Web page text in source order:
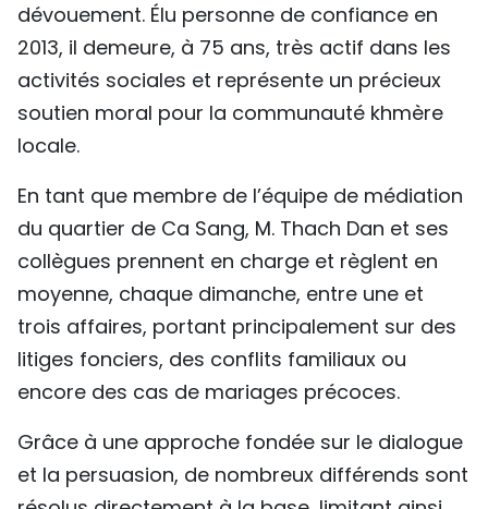
dévouement. Élu personne de confiance en
2013, il demeure, à 75 ans, très actif dans les
activités sociales et représente un précieux
soutien moral pour la communauté khmère
locale.
En tant que membre de l’équipe de médiation
du quartier de Ca Sang, M. Thach Dan et ses
collègues prennent en charge et règlent en
moyenne, chaque dimanche, entre une et
trois affaires, portant principalement sur des
litiges fonciers, des conflits familiaux ou
encore des cas de mariages précoces.
Grâce à une approche fondée sur le dialogue
et la persuasion, de nombreux différends sont